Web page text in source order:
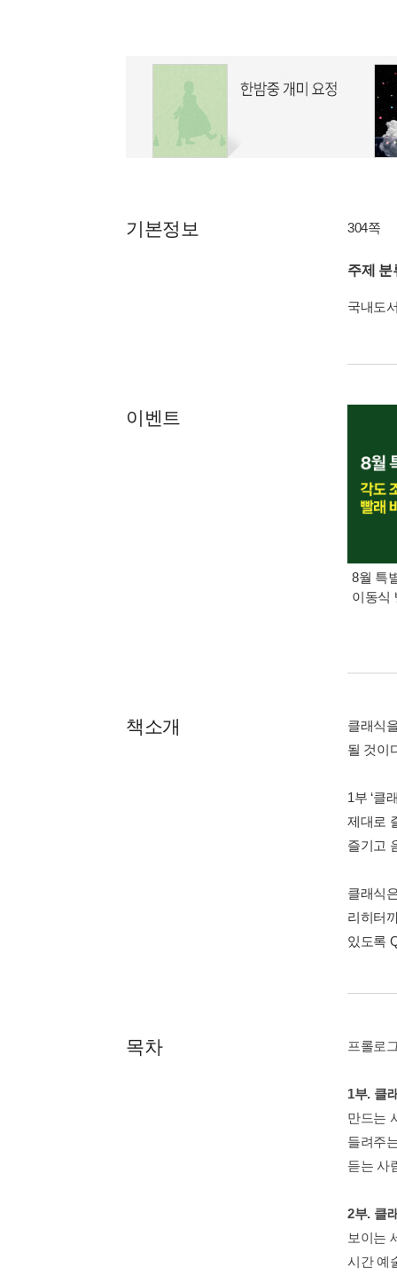
기본정보 304쪽
주제 분
국내도
이벤트
8월 특
이동식
책소개
클래식
될 것이
1부 ‘클
제대로
즐기고
클래식
리히터
있도록
목차 프롤로
1부. 클
만드는
들려주
듣는 사
2부. 클
보이는
시간 예